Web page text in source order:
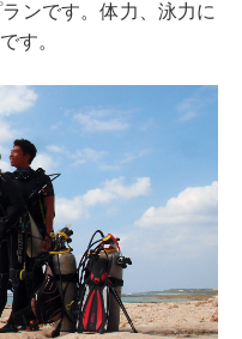
ンです。体力、泳力に
す。